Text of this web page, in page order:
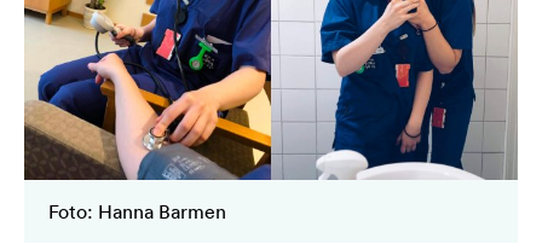
Foto: Hanna Barmen